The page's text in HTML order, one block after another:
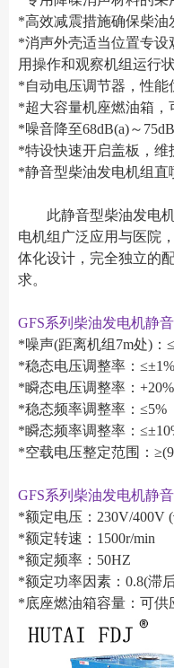
*高效减震措施确保柴油
*消声外壳适当位置专设
用操作和观察机组运行
*自动电压调节器，性能
*超大容量机座燃油箱，
*噪音降至68dB(a)～
*特设快速开启盖板，维
*静音型柴油发电机组直
此静音型柴油发电机
电机组广泛应用与医院
体化设计，完全独立的
求。
GFS系列柴油发电机静
*噪声(距离机组7m处)：
*稳态电压调整率：≤±1%
*瞬态电压调整率：
*稳态频率调整率：≤5%
*瞬态频率调整率：
*空载电压整定范围：
GFS系列柴油发电机静
*额定电压：230V/400V
*额定转速：1500r/min
*额定频率：50HZ
*额定功率因素：0.8(滞
*底座燃油箱容量：可供